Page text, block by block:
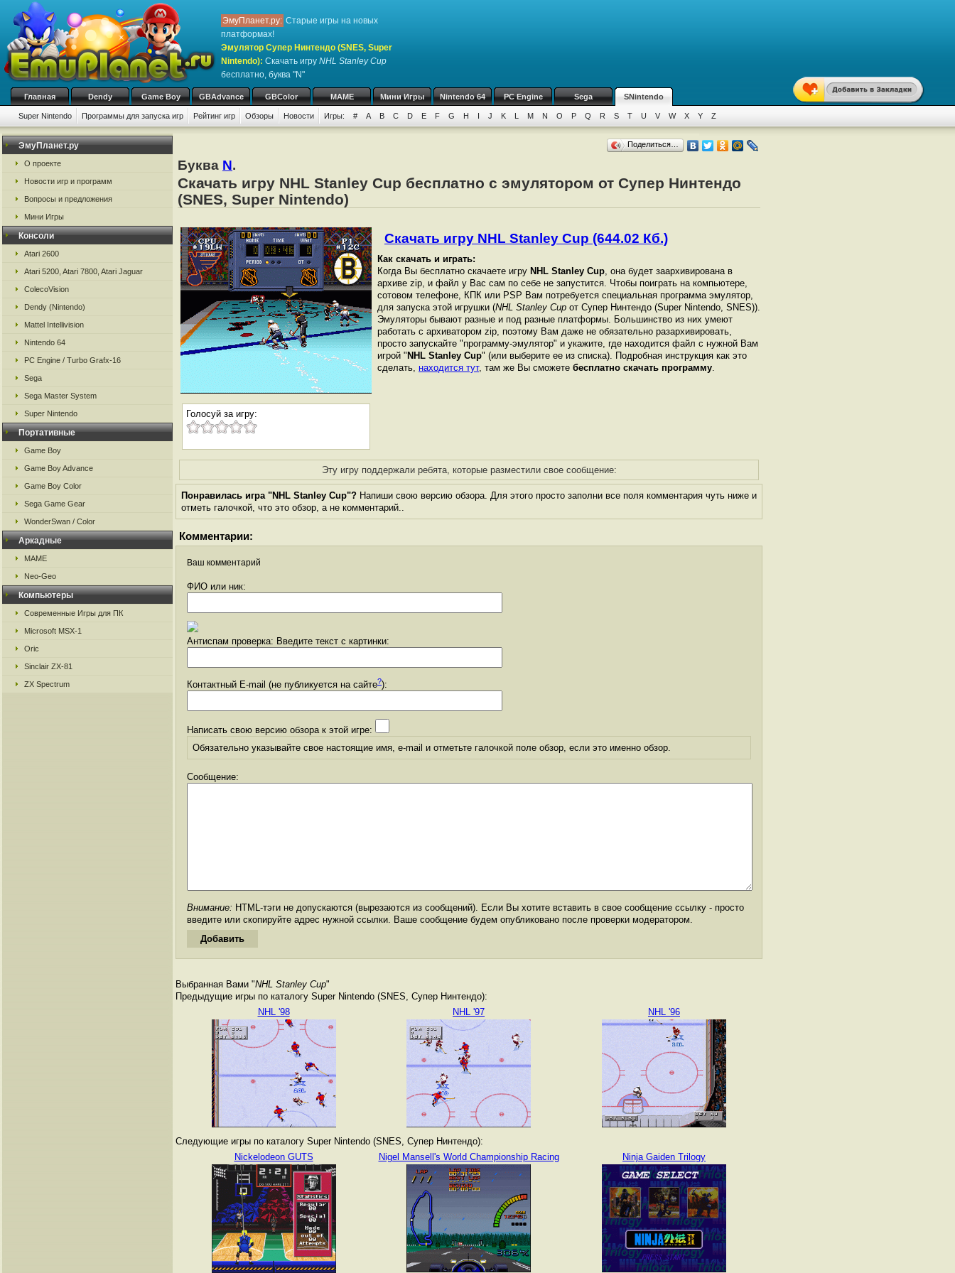
ЭмуПланет.ру: Старые игры на новых
платформах!
Эмулятор Супер Нинтендо (SNES, Super
Nintendo): Скачать игру NHL Stanley Cup
бесплатно, буква "N"
Главная Dendy Game Boy GBAdvance GBColor MAME Мини Игры Nintendo 64 PC Engine Sega SNintendo
Super Nintendo Программы для запуска игр Рейтинг игр Обзоры Новости Игры: # A B C D E F G H I J K L M N O P Q R S T U V W X Y Z
ЭмуПланет.ру
О проекте
Новости игр и программ
Вопросы и предложения
Мини Игры
Консоли
Atari 2600
Atari 5200, Atari 7800, Atari Jaguar
ColecoVision
Dendy (Nintendo)
Mattel Intellivision
Nintendo 64
PC Engine / Turbo Grafx-16
Sega
Sega Master System
Super Nintendo
Портативные
Game Boy
Game Boy Advance
Game Boy Color
Sega Game Gear
WonderSwan / Color
Аркадные
MAME
Neo-Geo
Компьютеры
Современные Игры для ПК
Microsoft MSX-1
Oric
Sinclair ZX-81
ZX Spectrum
Поделиться…
Буква N.
Скачать игру NHL Stanley Cup бесплатно с эмулятором от Супер Нинтендо
(SNES, Super Nintendo)
Голосуй за игру:
Скачать игру NHL Stanley Cup (644.02 Кб.)
Как скачать и играть:
Когда Вы бесплатно скачаете игру NHL Stanley Cup, она будет заархивирована в
архиве zip, и файл у Вас сам по себе не запустится. Чтобы поиграть на компьютере,
сотовом телефоне, КПК или PSP Вам потребуется специальная программа эмулятор,
для запуска этой игрушки (NHL Stanley Cup от Супер Нинтендо (Super Nintendo, SNES)).
Эмуляторы бывают разные и под разные платформы. Большинство из них умеют
работать с архиватором zip, поэтому Вам даже не обязательно разархивировать,
просто запускайте "программу-эмулятор" и укажите, где находится файл с нужной Вам
игрой " NHL Stanley Cup" (или выберите ее из списка). Подробная инструкция как это
сделать, находится тут, там же Вы сможете бесплатно скачать программу.
Эту игру поддержали ребята, которые разместили свое сообщение:
Понравилась игра "NHL Stanley Cup"? Напиши свою версию обзора. Для этого просто заполни все поля комментария чуть ниже и
отметь галочкой, что это обзор, а не комментарий..
Комментарии:
Ваш комментарий
ФИО или ник:
Антиспам проверка: Введите текст с картинки:
Контактный E-mail (не публикуется на сайте?):
Написать свою версию обзора к этой игре:
Обязательно указывайте свое настоящие имя, e-mail и отметьте галочкой поле обзор, если это именно обзор.
Сообщение:
Внимание: HTML-тэги не допускаются (вырезаются из сообщений). Если Вы хотите вставить в свое сообщение ссылку - просто
введите или скопируйте адрес нужной ссылки. Ваше сообщение будем опубликовано после проверки модератором.
Выбранная Вами "NHL Stanley Cup"
Предыдущие игры по каталогу Super Nintendo (SNES, Супер Нинтендо):
NHL '98
NHL '97 NHL '96
Следующие игры по каталогу Super Nintendo (SNES, Супер Нинтендо):
Nickelodeon GUTS
Nigel Mansell's World Championship Racing Ninja Gaiden Trilogy